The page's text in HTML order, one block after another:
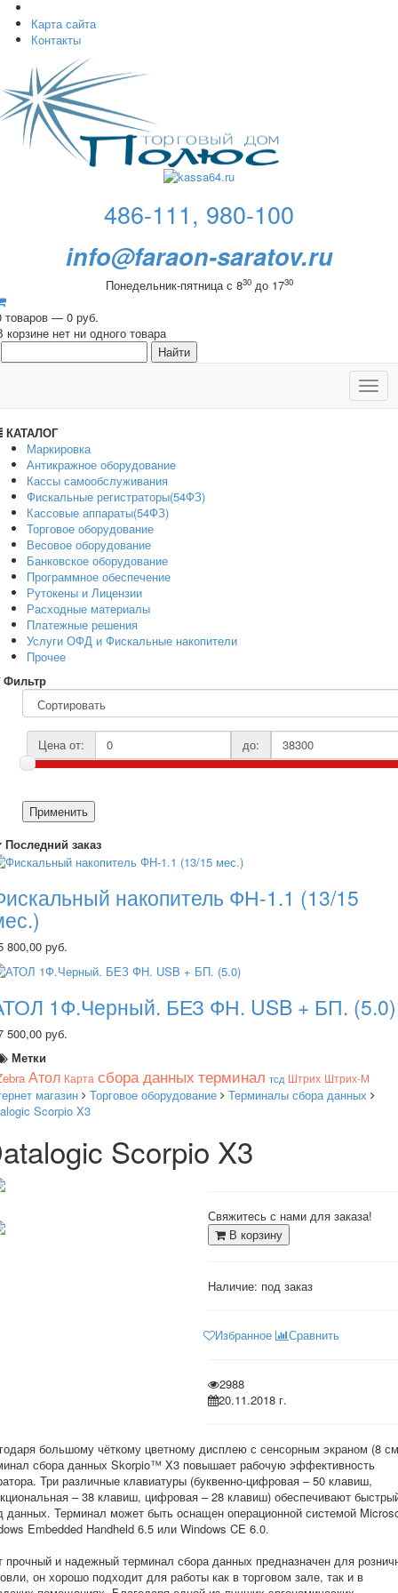
Карта сайта
Контакты
486-111, 980-100
info@faraon-saratov.ru
Понедельник-пятница с 830до 1730
товаров — 0 руб.
корзине нет ни одного товара
КАТАЛОГ
Маркировка
Антикражное оборудование
Кассы самообслуживания
Фискальные регистраторы(54ФЗ)
Кассовые аппараты(54ФЗ)
Торговое оборудование
Весовое оборудование
Банковское оборудование
Программное обеспечение
Рутокены и Лицензии
Расходные материалы
Платежные решения
Услуги ОФД и Фискальные накопители
Прочее
Фильтр
Цена от: до:
Применить
Последний заказ
накопитель ФН-1.1 (13/15
800,00 руб.
1Ф.Черный. БЕЗ ФН. USB + БП. (5.0)
500,00 руб.
Метки
Атол Карта сбора данных терминал тсд Штрих Штрих-М
магазин Торговое оборудование
Терминалы сбора данных
Scorpio X3
Scorpio X3
Свяжитесь с нами для заказа!
В корзину
Наличие: под заказ
Избранное Сравнить
2988
20.11.2018 г.
большому чёткому цветному дисплею с сенсорным экраном (8
сбора данных Skorpio™ X3 повышает рабочую эффективность
Три различные клавиатуры (буквенно-цифровая – 50 клавиш,
– 38 клавиш, цифровая – 28 клавиш) обеспечивают
данных. Терминал может быть оснащен операционной системой
Embedded Handheld 6.5 или Windows CE 6.0.
прочный и надежный терминал сбора данных предназначен для
он хорошо подходит для работы как в торговом зале, так и в